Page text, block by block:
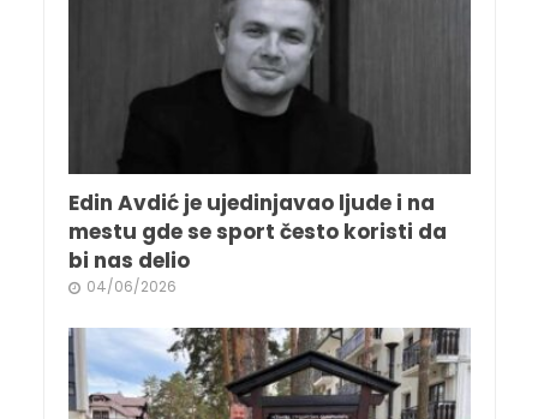
Edin Avdić je ujedinjavao ljude i na
mestu gde se sport često koristi da
bi nas delio
04/06/2026